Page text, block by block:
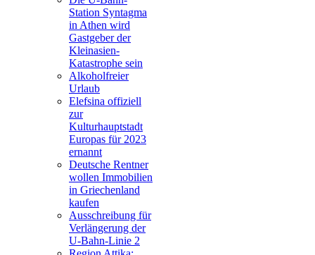
Station Syntagma
in Athen wird
Gastgeber der
Kleinasien-
Katastrophe sein
Alkoholfreier
Urlaub
Elefsina offiziell
zur
Kulturhauptstadt
Europas für 2023
ernannt
Deutsche Rentner
wollen Immobilien
in Griechenland
kaufen
Ausschreibung für
Verlängerung der
U-Bahn-Linie 2